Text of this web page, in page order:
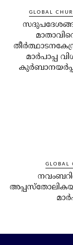
GLOBAL
മാര്‍പാപ്പ
GLOBAL